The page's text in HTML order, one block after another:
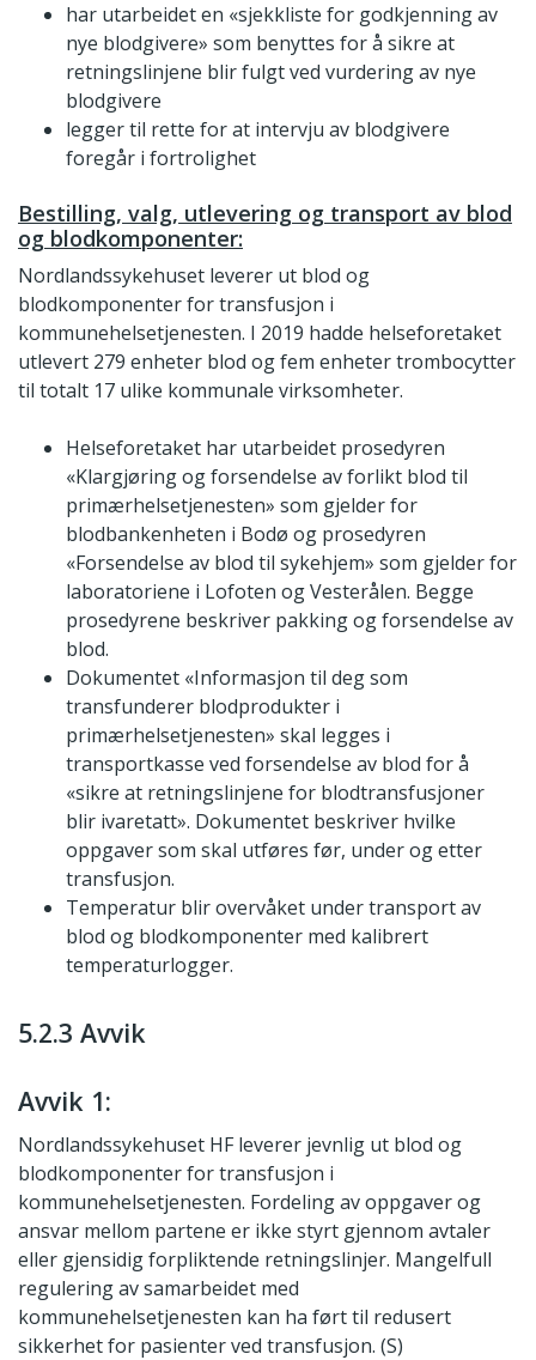
har utarbeidet en «sjekkliste for godkjenning av
nye blodgivere» som benyttes for å sikre at
retningslinjene blir fulgt ved vurdering av nye
blodgivere
legger til rette for at intervju av blodgivere
foregår i fortrolighet
Bestilling, valg, utlevering og transport av blod
og blodkomponenter:
Nordlandssykehuset leverer ut blod og
blodkomponenter for transfusjon i
kommunehelsetjenesten. I 2019 hadde helseforetaket
utlevert 279 enheter blod og fem enheter trombocytter
til totalt 17 ulike kommunale virksomheter.
Helseforetaket har utarbeidet prosedyren
«Klargjøring og forsendelse av forlikt blod til
primærhelsetjenesten» som gjelder for
blodbankenheten i Bodø og prosedyren
«Forsendelse av blod til sykehjem» som gjelder for
laboratoriene i Lofoten og Vesterålen. Begge
prosedyrene beskriver pakking og forsendelse av
blod.
Dokumentet «Informasjon til deg som
transfunderer blodprodukter i
primærhelsetjenesten» skal legges i
transportkasse ved forsendelse av blod for å
«sikre at retningslinjene for blodtransfusjoner
blir ivaretatt». Dokumentet beskriver hvilke
oppgaver som skal utføres før, under og etter
transfusjon.
Temperatur blir overvåket under transport av
blod og blodkomponenter med kalibrert
temperaturlogger.
5.2.3 Avvik
Avvik 1:
Nordlandssykehuset HF leverer jevnlig ut blod og
blodkomponenter for transfusjon i
kommunehelsetjenesten. Fordeling av oppgaver og
ansvar mellom partene er ikke styrt gjennom avtaler
eller gjensidig forpliktende retningslinjer. Mangelfull
regulering av samarbeidet med
kommunehelsetjenesten kan ha ført til redusert
sikkerhet for pasienter ved transfusjon. (S)